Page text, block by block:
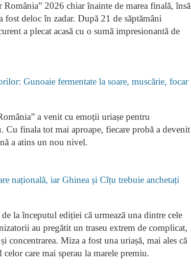
2026 chiar înainte de marea finală, însă
deloc în zadar. După 21 de săptămâni
a plecat acasă cu o sumă impresionantă de
Gunoaie fermentate la soare, muscărie, focar
a venit cu emoții uriașe pentru
finala tot mai aproape, fiecare probă a devenit
a atins un nou nivel.
națională, iar Ghinea și Cîțu trebuie anchetați
la începutul ediției că urmează una dintre cele
au pregătit un traseu extrem de complicat,
concentrarea. Miza a fost una uriașă, mai ales că
care mai sperau la marele premiu.